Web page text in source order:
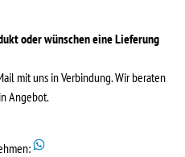
oder wünschen eine Lieferung
mit uns in Verbindung. Wir beraten
Angebot.